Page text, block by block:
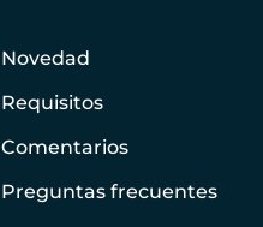
Novedad
Requisitos
Comentarios
Preguntas frecuentes